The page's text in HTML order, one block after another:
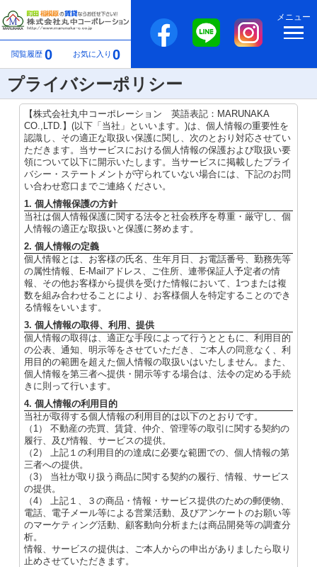
閲覧履歴 0 お気に入り 0
メニュー
プライバシーポリシー
【株式会社丸中コーポレーション 英語表記：MARUNAKA
CO.,LTD.】(以下「当社」といいます。)は、個人情報の重要性を
認識し、その適正な取扱い保護に関し、次のとおり対応させてい
ただきます。当サービスにおける個人情報の保護および取扱い要
領について以下に開示いたします。当サービスに掲載したプライ
バシー・ステートメントが守られていない場合には、下記のお問
い合わせ窓口までご連絡ください。
1. 個人情報保護の方針
当社は個人情報保護に関する法令と社会秩序を尊重・厳守し、個
人情報の適正な取扱いと保護に努めます。
2. 個人情報の定義
個人情報とは、お客様の氏名、生年月日、お電話番号、勤務先等
の属性情報、E-Mailアドレス、ご住所、連帯保証人予定者の情
報、その他お客様から提供を受けた情報において、1つまたは複
数を組み合わせることにより、お客様個人を特定することのでき
る情報をいいます。
3. 個人情報の取得、利用、提供
個人情報の取得は、適正な手段によって行うとともに、利用目的
の公表、通知、明示等をさせていただき、ご本人の同意なく、利
用目的の範囲を超えた個人情報の取扱いはいたしません。また、
個人情報を第三者へ提供・開示等する場合は、法令の定める手続
きに則って行います。
4. 個人情報の利用目的
当社が取得する個人情報の利用目的は以下のとおりです。
（1） 不動産の売買、賃貸、仲介、管理等の取引に関する契約の
履行、及び情報、サービスの提供。
（2） 上記１の利用目的の達成に必要な範囲での、個人情報の第
三者への提供。
（3） 当社が取り扱う商品に関する契約の履行、情報、サービス
の提供。
（4） 上記１、３の商品・情報・サービス提供のための郵便物、
電話、電子メール等による営業活動、及びアンケートのお願い等
のマーケティング活動、顧客動向分析または商品開発等の調査分
析。
情報、サービスの提供は、ご本人からの申出がありましたら取り
止めさせていただきます。